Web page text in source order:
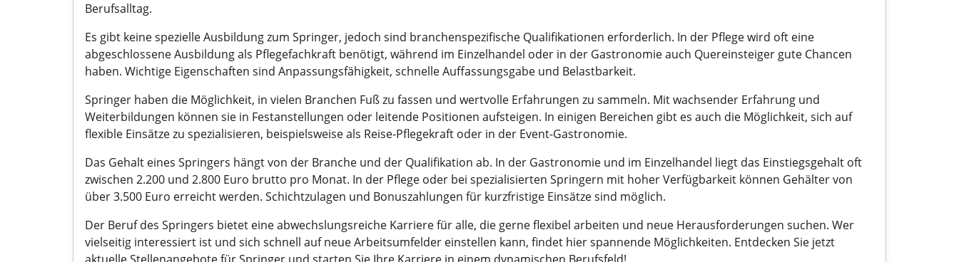
Berufsalltag.
Es gibt keine spezielle Ausbildung zum Springer, jedoch sind branchenspezifische Qualifikationen erforderlich. In der Pflege wird oft eine
abgeschlossene Ausbildung als Pflegefachkraft benötigt, während im Einzelhandel oder in der Gastronomie auch Quereinsteiger gute Chancen
haben. Wichtige Eigenschaften sind Anpassungsfähigkeit, schnelle Auffassungsgabe und Belastbarkeit.
Springer haben die Möglichkeit, in vielen Branchen Fuß zu fassen und wertvolle Erfahrungen zu sammeln. Mit wachsender Erfahrung und
Weiterbildungen können sie in Festanstellungen oder leitende Positionen aufsteigen. In einigen Bereichen gibt es auch die Möglichkeit, sich auf
flexible Einsätze zu spezialisieren, beispielsweise als Reise-Pflegekraft oder in der Event-Gastronomie.
Das Gehalt eines Springers hängt von der Branche und der Qualifikation ab. In der Gastronomie und im Einzelhandel liegt das Einstiegsgehalt oft
zwischen 2.200 und 2.800 Euro brutto pro Monat. In der Pflege oder bei spezialisierten Springern mit hoher Verfügbarkeit können Gehälter von
über 3.500 Euro erreicht werden. Schichtzulagen und Bonuszahlungen für kurzfristige Einsätze sind möglich.
Der Beruf des Springers bietet eine abwechslungsreiche Karriere für alle, die gerne flexibel arbeiten und neue Herausforderungen suchen. Wer
vielseitig interessiert ist und sich schnell auf neue Arbeitsumfelder einstellen kann, findet hier spannende Möglichkeiten. Entdecken Sie jetzt